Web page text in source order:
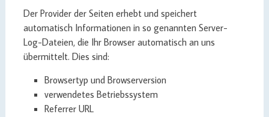
Der Provider der Seiten erhebt und speichert
automatisch Informationen in so genannten Server-
Log-Dateien, die Ihr Browser automatisch an uns
übermittelt. Dies sind:
Browsertyp und Browserversion
verwendetes Betriebssystem
Referrer URL